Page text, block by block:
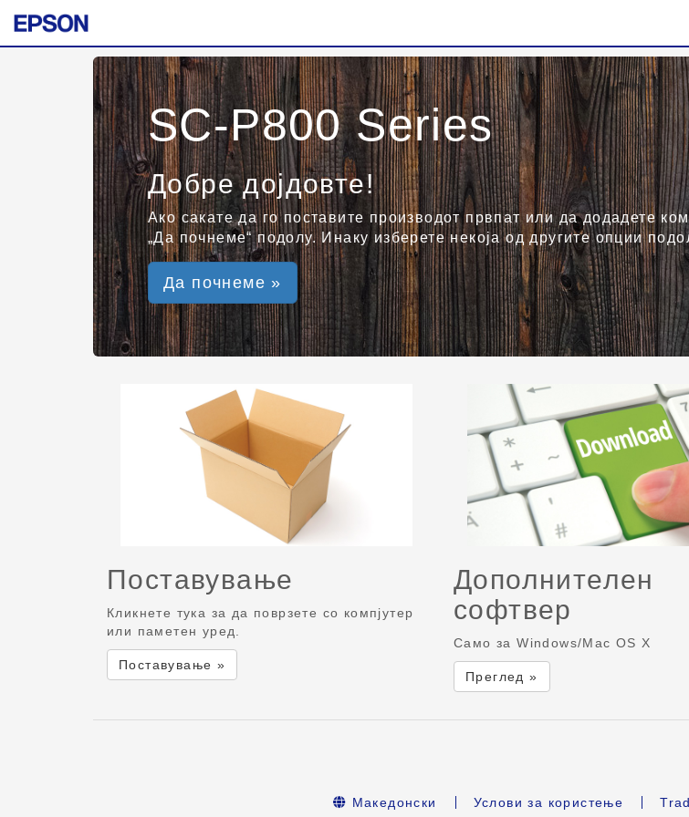
SC-P800 Series
Добре дојдовте!
Ако сакате да го поставите производот првпат или да додадете
„Да почнеме“ подолу. Инаку изберете некоја од другите опции
Да почнеме »
Поставување
Кликнете тука за да поврзете со компјутер
или паметен уред.
Поставување »
Дополнителен
софтвер
Само за Windows/Mac OS X
Преглед »
Македонски Услови за користење